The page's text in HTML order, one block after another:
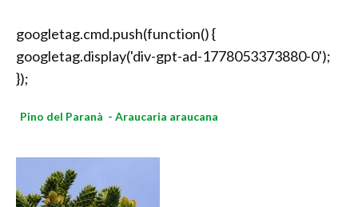
googletag.cmd.push(function() {
googletag.display('div-gpt-ad-1778053373880-0');
});
Pino del Paranà - Araucaria araucana